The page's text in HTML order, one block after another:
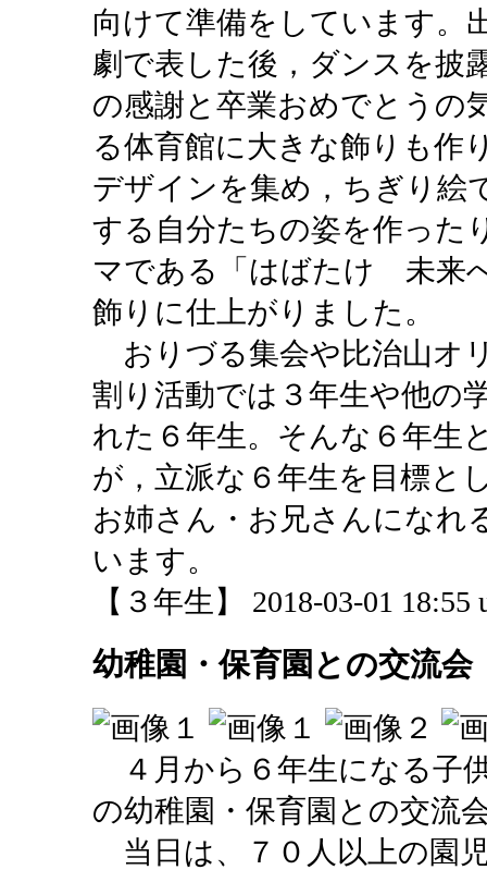
向けて準備をしています。
劇で表した後，ダンスを披
の感謝と卒業おめでとうの
る体育館に大きな飾りも作
デザインを集め，ちぎり絵
する自分たちの姿を作った
マである「はばたけ 未来
飾りに仕上がりました。
おりづる集会や比治山オ
割り活動では３年生や他の
れた６年生。そんな６年生
が，立派な６年生を目標と
お姉さん・お兄さんになれ
います。
【３年生】 2018-03-01 18:55
幼稚園・保育園との交流会
４月から６年生になる子
の幼稚園・保育園との交流
当日は、７０人以上の園